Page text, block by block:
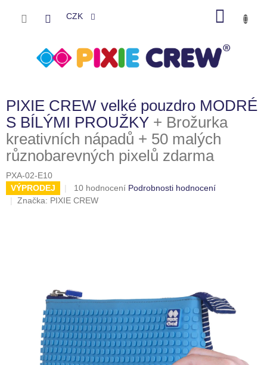
CZK
PIXIE CREW velké pouzdro MODRÉ
S BÍLÝMI PROUŽKY + Brožurka
kreativních nápadů + 50 malých
různobarevných pixelů zdarma
PXA-02-E10
VÝPRODEJ
Průměrné
hodnocení
10 hodnocení Podrobnosti hodnocení
Značka: PIXIE CREW